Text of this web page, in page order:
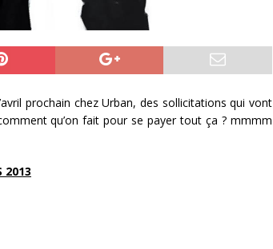
prochain chez Urban, des sollicitations qui vont
qu’on fait pour se payer tout ça ? mmmm
2013